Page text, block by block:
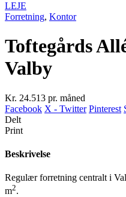
LEJE
Forretning, Kontor
Toftegårds
Valby
Kr. 24.513 pr. måned
Facebook X - Twitter Pinterest
Delt
Print
Beskrivelse
Regulær forretning centralt i
m2.